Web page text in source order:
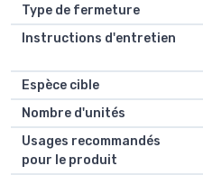
Type de fermeture
Instructions d'entretien
Espèce cible
Nombre d'unités
Usages recommandés
pour le produit